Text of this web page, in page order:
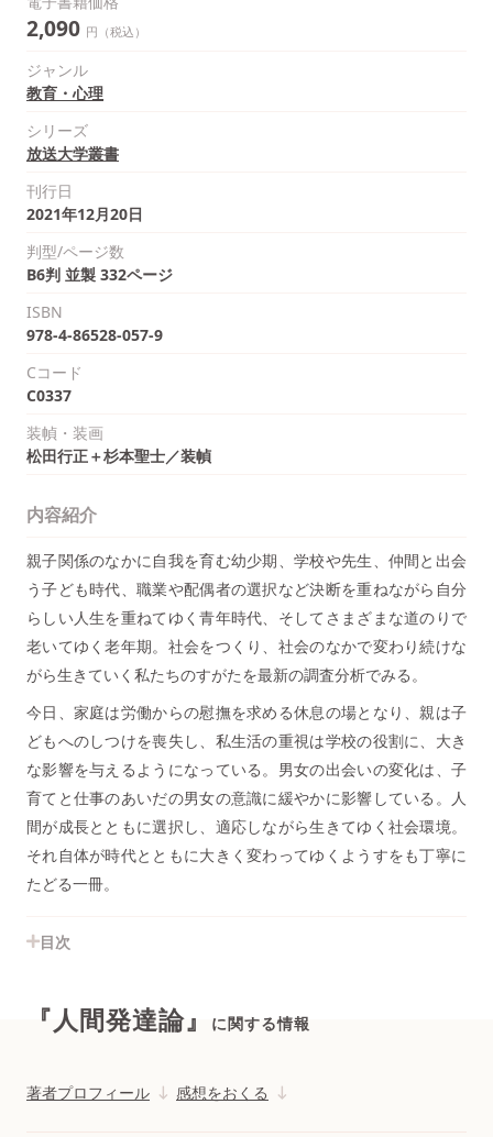
2,090 円（税込）
ジャンル
教育・心理
シリーズ
放送大学叢書
刊行日
2021年12月20日
判型/ページ数
B6判 並製 332ページ
ISBN
978-4-86528-057-9
Cコード
C0337
装幀・装画
松田行正＋杉本聖士／装幀
内容紹介
親子関係のなかに自我を育む幼少期、学校や先生、仲間と出会
う子ども時代、職業や配偶者の選択など決断を重ねながら自分
らしい人生を重ねてゆく青年時代、そしてさまざまな道のりで
老いてゆく老年期。社会をつくり、社会のなかで変わり続けな
がら生きていく私たちのすがたを最新の調査分析でみる。
今日、家庭は労働からの慰撫を求める休息の場となり、親は子
どもへのしつけを喪失し、私生活の重視は学校の役割に、大き
な影響を与えるようになっている。男女の出会いの変化は、子
育てと仕事のあいだの男女の意識に緩やかに影響している。人
間が成長とともに選択し、適応しながら生きてゆく社会環境。
それ自体が時代とともに大きく変わってゆくようすをも丁寧に
たどる一冊。
目次
『人間発達論』 に関する情報
著者プロフィール 感想をおくる